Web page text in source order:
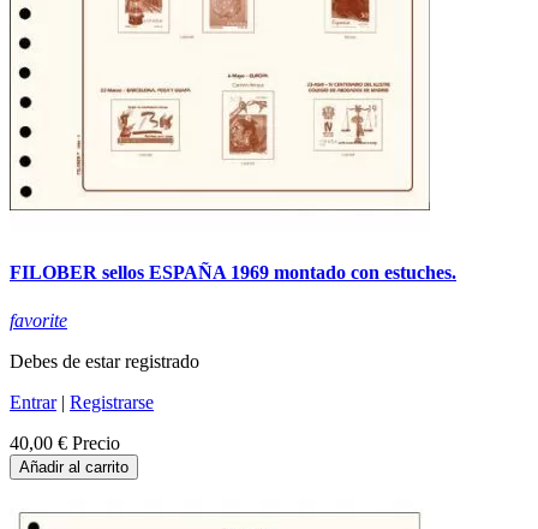
FILOBER sellos ESPAÑA 1969 montado con estuches.
favorite
Debes de estar registrado
Entrar| Registrarse
40,00 € Precio
Añadir al carrito